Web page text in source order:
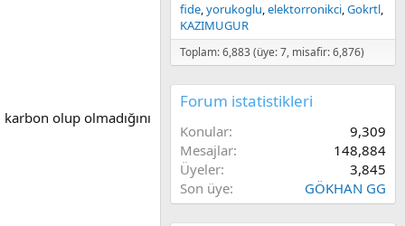
olup olmadığını
fide yorukoglu elektorronikci Gokrtl
KAZIMUGUR
Toplam: 6,883 (üye: 7, misafir: 6,876)
Forum istatistikleri
Konular
9,309
Mesajlar
148,884
Üyeler
3,845
Son üye
GÖKHAN GG